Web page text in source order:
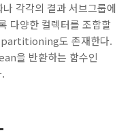
각각의 결과 서브그룹에
다양한 컬렉터를 조합할
partitioning도 존재한다.
을 반환하는 함수인